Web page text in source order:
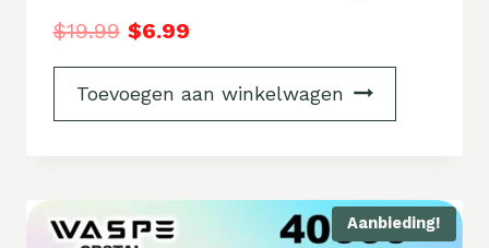
$19.99 $6.99
Toevoegen aan winkelwagen
Aanbieding!